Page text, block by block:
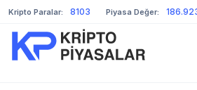
Kripto Paralar: 8103 Piyasa Değer: